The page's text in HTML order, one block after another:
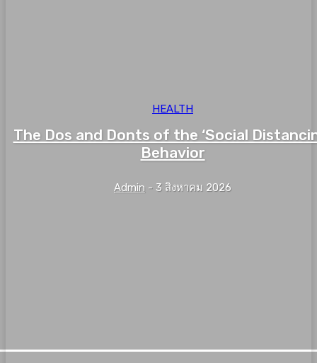
HEALTH
The Dos and Donts of the ‘Social
Behavior
Admin - 3 สิงหาคม 2026